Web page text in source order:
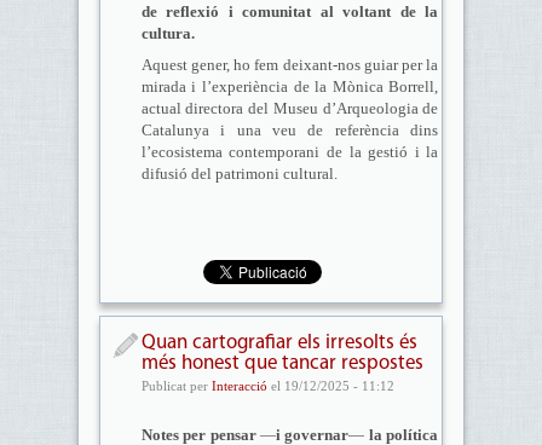
de reflexió i comunitat al voltant de la
cultura.
Aquest gener, ho fem deixant-nos guiar per la
mirada i l’experiència de la Mònica Borrell,
actual directora del Museu d’Arqueologia de
Catalunya i una veu de referència dins
l’ecosistema contemporani de la gestió i la
difusió del patrimoni cultural.
Quan cartografiar els irresolts és
més honest que tancar respostes
Publicat per Interacció el 19/12/2025 - 11:12
Notes per pensar—i governar— la política